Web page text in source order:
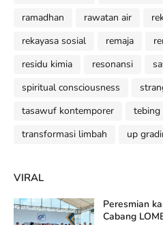
ramadhan
rawatan air
rekayasa sosial
remaja
residu kimia
resonansi
spiritual consciousness
tasawuf kontemporer
transformasi limbah
up
VIRAL
Peresmian
Cabang